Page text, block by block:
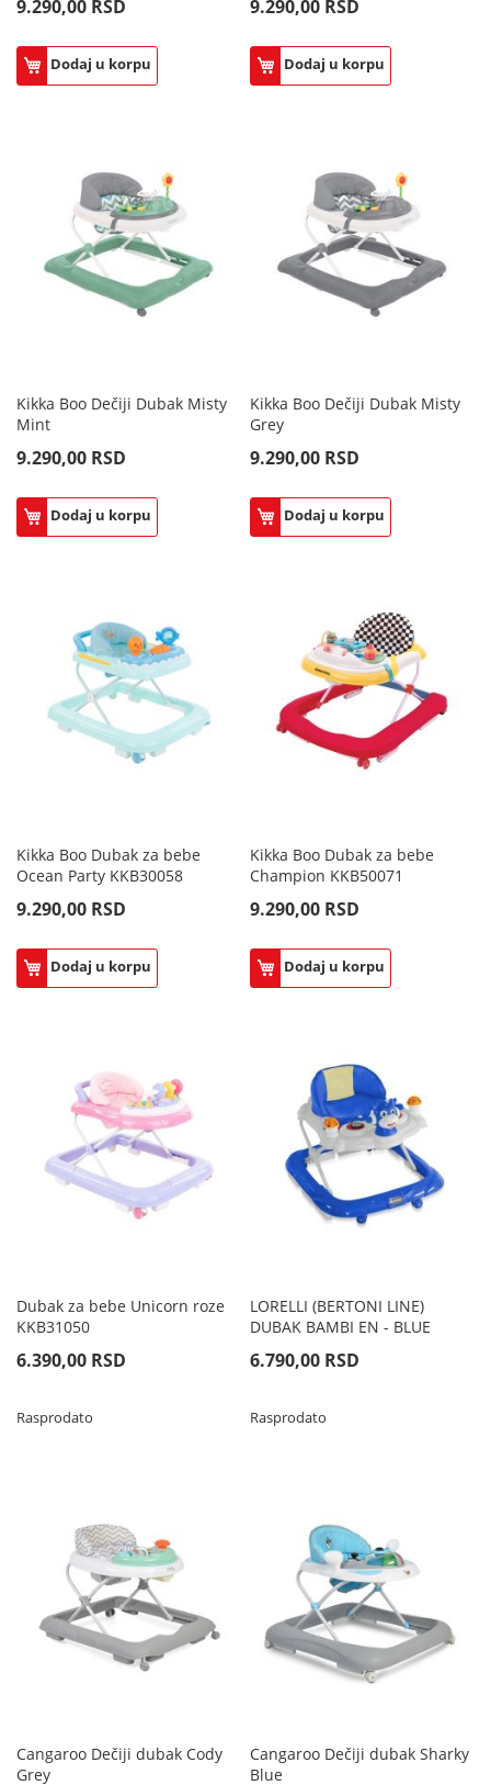
9.290,00 RSD
Dodaj u korpu
9.290,00 RSD
Dodaj u korpu
Kikka Boo Dečiji Dubak Misty
Mint
9.290,00 RSD
Dodaj u korpu
Kikka Boo Dečiji Dubak Misty
Grey
9.290,00 RSD
Dodaj u korpu
Kikka Boo Dubak za bebe
Ocean Party KKB30058
9.290,00 RSD
Dodaj u korpu
Kikka Boo Dubak za bebe
Champion KKB50071
9.290,00 RSD
Dodaj u korpu
Dubak za bebe Unicorn roze
KKB31050
6.390,00 RSD
Rasprodato
LORELLI (BERTONI LINE)
DUBAK BAMBI EN - BLUE
6.790,00 RSD
Rasprodato
Cangaroo Dečiji dubak Cody
Grey
Cangaroo Dečiji dubak Sharky
Blue